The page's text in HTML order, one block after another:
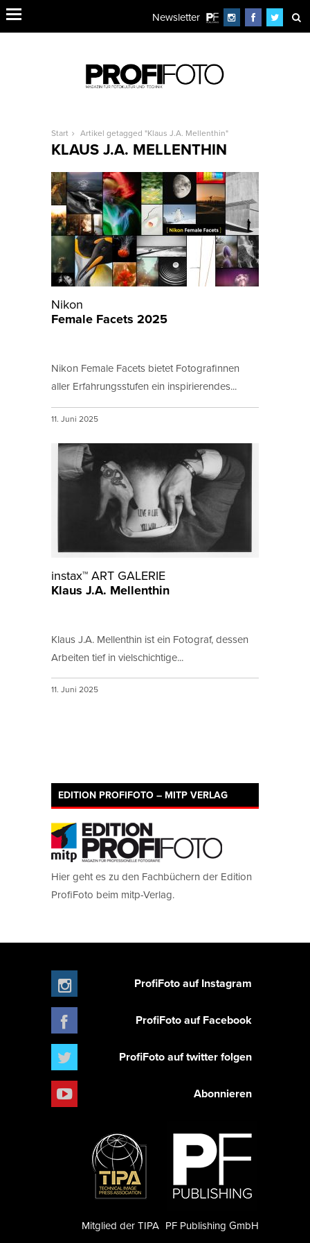
Newsletter
Start Artikel getagged "Klaus J.A. Mellenthin"
KLAUS J.A. MELLENTHIN
Nikon
Female Facets 2025
Nikon Female Facets bietet Fotografinnen
aller Erfahrungsstufen ein inspirierendes...
11. Juni 2025
instax™ ART GALERIE
Klaus J.A. Mellenthin
Klaus J.A. Mellenthin ist ein Fotograf, dessen
Arbeiten tief in vielschichtige...
11. Juni 2025
EDITION PROFIFOTO – MITP VERLAG
Hier geht es zu den Fachbüchern der Edition
ProfiFoto beim mitp-Verlag.
ProfiFoto auf Instagram
ProfiFoto auf Facebook
ProfiFoto auf twitter folgen
Abonnieren
PF Publishing GmbH
Mitglied der TIPA